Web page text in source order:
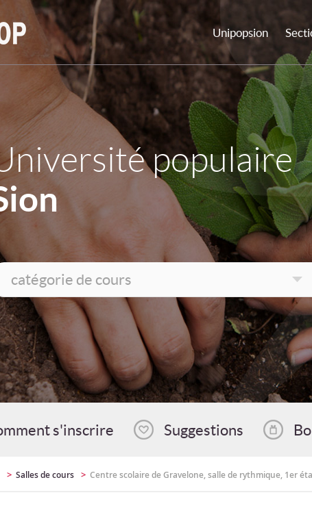
Unipopsion
populaire
s'inscrire Suggestions
> Salles de cours > Centre scolaire de Gravelone, salle de rythmique, 1er